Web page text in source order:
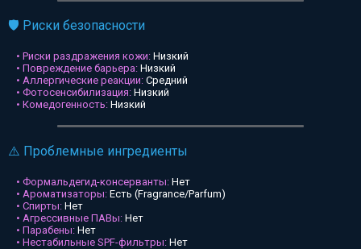
🛡️ Риски безопасности
• Риски раздражения кожи: Низкий
• Повреждение барьера: Низкий
• Аллергические реакции: Средний
• Фотосенсибилизация: Низкий
• Комедогенность: Низкий
⚠️ Проблемные ингредиенты
• Формальдегид-консерванты: Нет
• Ароматизаторы: Есть (Fragrance/Parfum)
• Спирты: Нет
• Агрессивные ПАВы: Нет
• Парабены: Нет
• Нестабильные SPF-фильтры: Нет